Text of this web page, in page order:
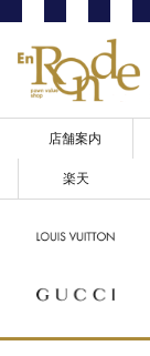
店舗案内
楽天